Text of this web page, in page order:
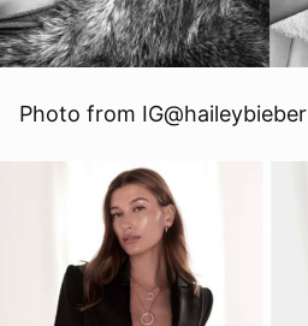
Photo from IG@haileybieber